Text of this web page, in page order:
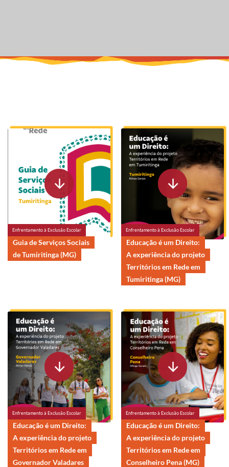
Enfrentamento à Exclusão Escolar
Guia de Serviços Sociais
de Tumiritinga (MG)
Enfrentamento à Exclusão Escolar
Educação é um Direito:
A experiência do projeto
Territórios em Rede em
Tumiritinga (MG)
Enfrentamento à Exclusão Escolar
Educação é um Direito:
A experiência do projeto
Territórios em Rede em
Governador Valadares
Enfrentamento à Exclusão Escolar
Educação é um Direito:
A experiência do projeto
Territórios em Rede em
Conselheiro Pena (MG)